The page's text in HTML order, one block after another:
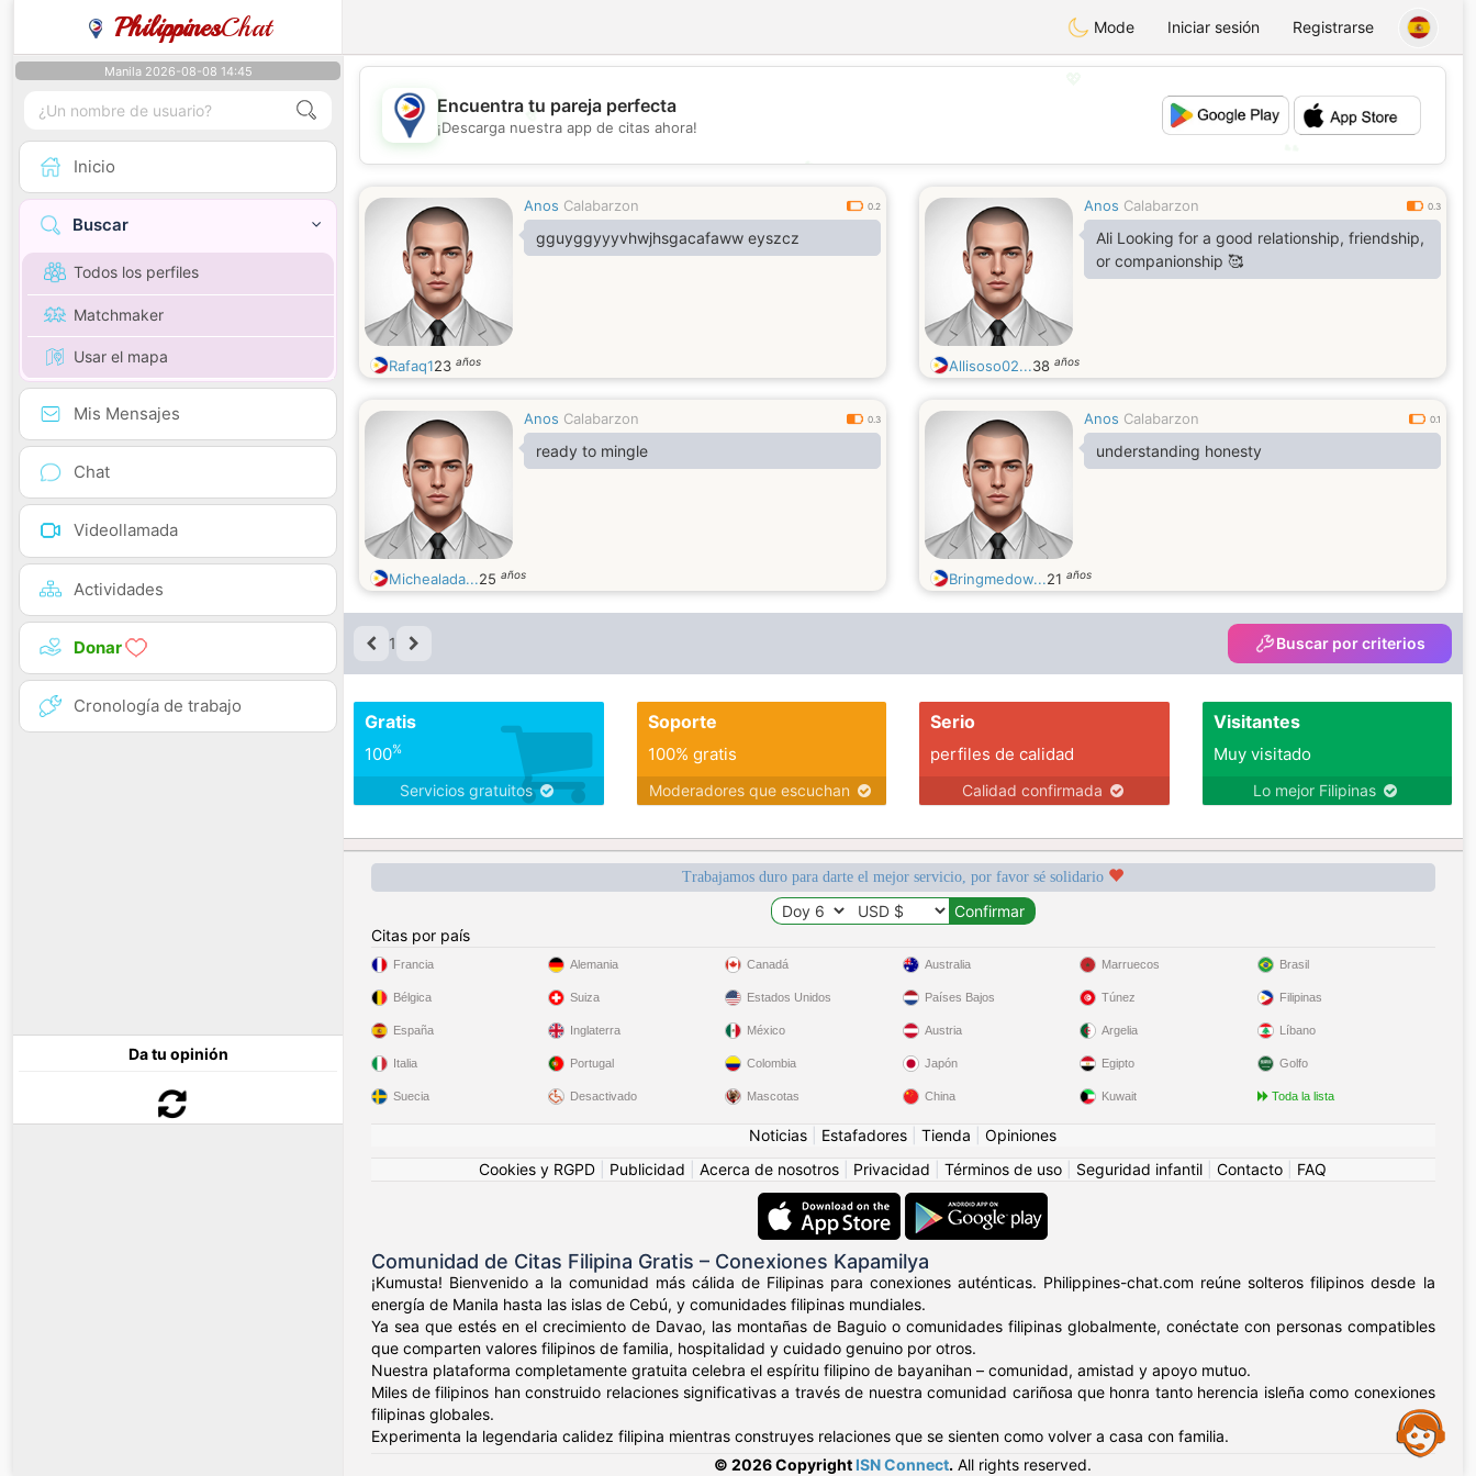
PhilippinesChat Mode Iniciar sesión Registrarse
Manila 2026-08-08 14:45
Inicio
Buscar
Todos los perfiles
Matchmaker
Usar el mapa
Mis Mensajes
Chat
Videollamada
Actividades
Donar
Cronología de trabajo
Da tu opinión
💖
💕
Encuentra tu pareja perfecta
¡Descarga nuestra app de citas ahora!
Anos Calabarzon 0.2
gguyggyyyvhwjhsgacafaww eyszcz
Rafaq123 años
Anos Calabarzon 0.3
Ali Looking for a good relationship, friendship,
or companionship 🥰
Allisoso02...38 años
Anos Calabarzon 0.3
ready to mingle
Michealada...25 años
Anos Calabarzon 0.1
understanding honesty
Bringmedow...21 años
1 Buscar por criterios
Gratis
100%
Servicios gratuitos
Soporte
100% gratis
Moderadores que escuchan
Serio
perfiles de calidad
Calidad confirmada
Visitantes
Muy visitado
Lo mejor Filipinas
Trabajamos duro para darte el mejor servicio, por favor sé solidario
Citas por país
Francia
Bélgica
España
Italia
Suecia
Alemania
Suiza
Inglaterra
Portugal
Desactivado
Canadá
Estados Unidos
México
Colombia
Mascotas
Australia
Países Bajos
Austria
Japón
China
Marruecos
Túnez
Argelia
Egipto
Kuwait
Brasil
Filipinas
Líbano
Golfo
Toda la lista
Noticias Estafadores Tienda
Opiniones
Cookies y RGPD
Publicidad Acerca de nosotros Privacidad Términos de uso Seguridad infantil Contacto FAQ
Comunidad de Citas Filipina Gratis – Conexiones Kapamilya
¡Kumusta! Bienvenido a la comunidad más cálida de Filipinas para conexiones auténticas. Philippines-chat.com reúne solteros filipinos desde la
energía de Manila hasta las islas de Cebú, y comunidades filipinas mundiales.
Ya sea que estés en el crecimiento de Davao, las montañas de Baguio o comunidades filipinas globalmente, conéctate con personas compatibles
que comparten valores filipinos de familia, hospitalidad y cuidado genuino por otros.
Nuestra plataforma completamente gratuita celebra el espíritu filipino de bayanihan – comunidad, amistad y apoyo mutuo.
Miles de filipinos han construido relaciones significativas a través de nuestra comunidad cariñosa que honra tanto herencia isleña como conexiones
filipinas globales.
Experimenta la legendaria calidez filipina mientras construyes relaciones que se sienten como volver a casa con familia.
© 2026 Copyright ISN Connect. All rights reserved.